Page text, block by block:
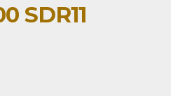
SDR11